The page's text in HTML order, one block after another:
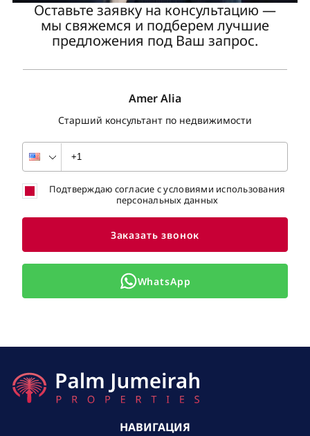
Оставьте заявку на консультацию —
мы свяжемся и подберем лучшие
предложения под Ваш запрос.
Amer Alia
Старший консультант по недвижимости
Подтверждаю согласие с условиями использования
персональных данных
Заказать звонок
WhatsApp
НАВИГАЦИЯ